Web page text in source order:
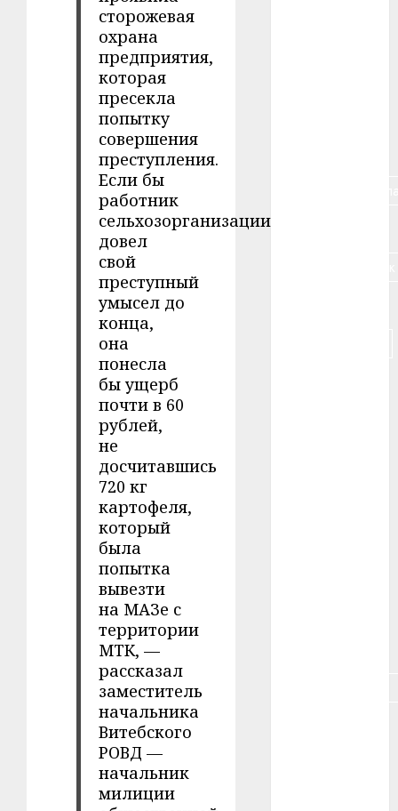
сторожевая
охрана
предприятия,
которая
пресекла
попытку
совершения
преступления.
Если бы
работник
сельхозорганизации
довел
свой
преступный
умысел до
конца,
она
понесла
бы ущерб
почти в 60
рублей,
не
досчитавшись
720 кг
картофеля,
который
была
попытка
вывезти
на МАЗе с
территории
МТК, —
рассказал
заместитель
начальника
Витебского
РОВД —
начальник
милиции